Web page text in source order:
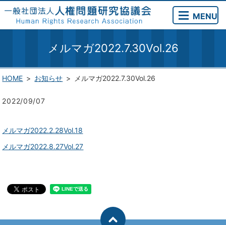
MENU
メルマガ2022.7.30Vol.26
HOME お知らせ メルマガ2022.7.30Vol.26
2022/09/07
メルマガ2022.2.28Vol.18
メルマガ2022.8.27Vol.27